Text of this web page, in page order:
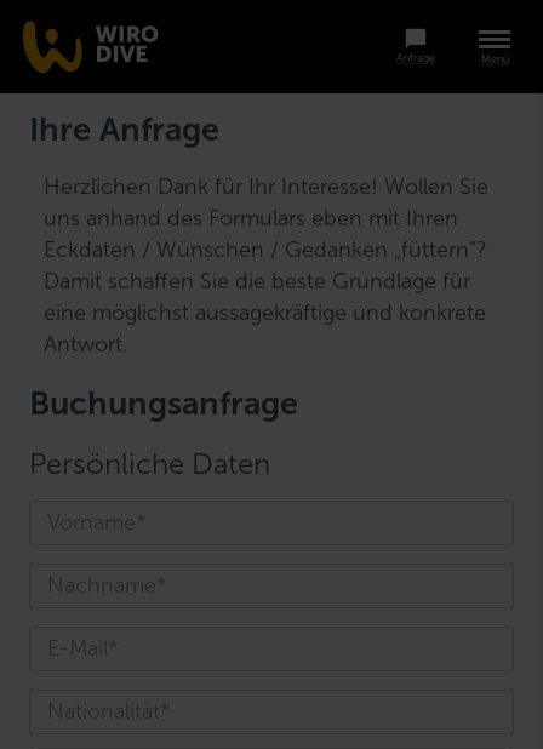
Menü
Anfrage
Ihre Anfrage
Herzlichen Dank für Ihr Interesse! Wollen Sie
uns anhand des Formulars eben mit Ihren
Eckdaten / Wünschen / Gedanken „füttern“?
Damit schaffen Sie die beste Grundlage für
eine möglichst aussagekräftige und konkrete
Antwort.
Buchungsanfrage
Persönliche Daten